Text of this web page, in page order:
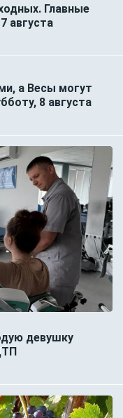
Главные
августа
а Весы могут
8 августа
девушку